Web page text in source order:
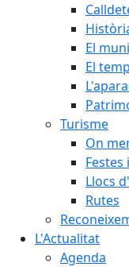
El
El
Turisme
On
Festes
Llocs
Rutes
L'Actualitat
Agenda